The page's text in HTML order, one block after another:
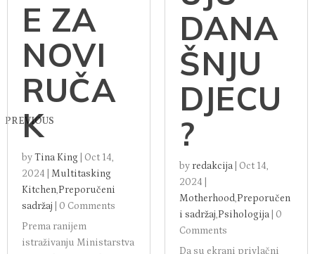
PREVIOUS
E ZA
NOVI
RUČA
K
byTina King
Oct 14,
2024
Multitasking
Kitchen,Preporučeni
sadržaj
0 Comments
Prema ranijem
istraživanju Ministarstva
DANA
ŠNJU
DJECU
?
by redakcija
Oct 14,
2024
Motherhood,Preporučen
i sadržaj,Psihologija
0
Comments
Da su ekrani privlačni